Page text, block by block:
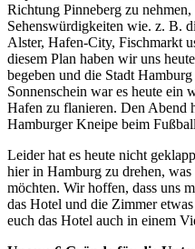
Richtung Pinneberg zu
Sehenswürdigkeiten wie. z. B.
Alster, Hafen-City, Fischmarkt
diesem Plan haben wir uns
begeben und die Stadt
Sonnenschein war es heute ein
Hafen zu flanieren. Den Abend
Hamburger Kneipe beim
Leider hat es heute nicht
hier in Hamburg zu drehen,
möchten. Wir hoffen, dass uns
das Hotel und die Zimmer
euch das Hotel auch in einem